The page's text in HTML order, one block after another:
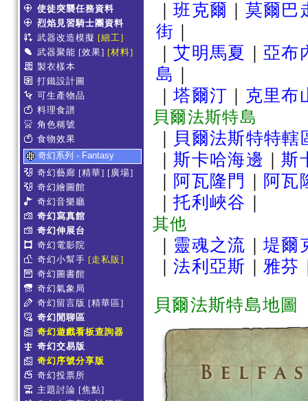
使徒突襲任務資料
烈焰見習騎士團資料
武器改造模擬 [細工]
武器聚能 [效果] [材料]
製衣樣本
打鐵設計圖
可生產物品
料理食譜
角色稱號
食物效果
奇幻系列 - Fantasy
奇幻藝廊 [精華] [廣場]
奇幻繪圖館
奇幻音樂廳
奇幻寫真館
奇幻伸展台
奇幻電影院
奇幻小幫手 [走私販]
奇幻圖書館
奇幻氣象局
奇幻留言版 [精華區]
奇幻閒聊區
奇幻遊戲看板查詢器
奇幻交易版
奇幻序號分享版
奇幻投票所
主題討論 [焦點]
｜班克爾
莫爾巴
街
｜艾明馬夏
亞布
島
｜塔爾汀
克里布
貝爾法斯特島
貝爾法斯特特轄
｜斯卡哈海邊 ｜斯
阿瓦隆門
阿瓦
｜托利峽谷
其他
靈魂之流 ｜堤爾
｜法利亞斯 雅芬
貝爾法斯特島地圖